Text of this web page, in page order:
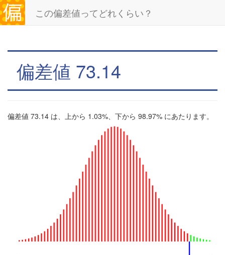
この偏差値ってどれくらい？
偏差値 73.14
偏差値 73.14 は、上から 1.03%、下から 98.97% にあたります。